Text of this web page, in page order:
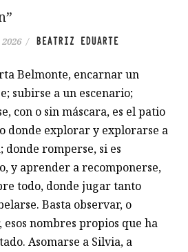
/ BEATRIZ EDUARTE
Belmonte, encarnar un
subirse a un escenario;
con o sin máscara, es el patio
donde explorar y explorarse a
donde romperse, si es
y aprender a recomponerse,
todo, donde jugar tanto
Basta observar, o
nombres propios que ha
Asomarse a Silvia, a